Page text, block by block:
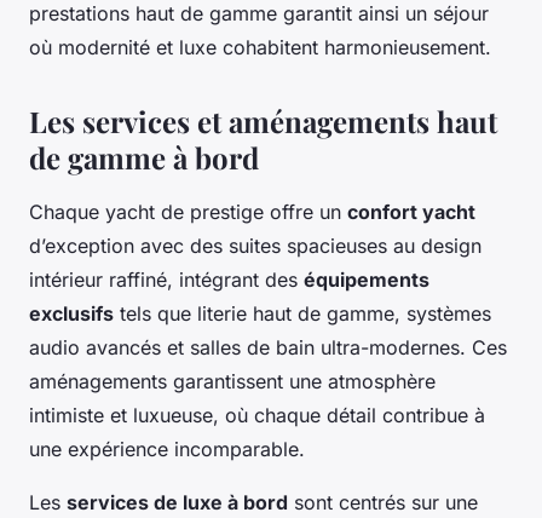
prestations haut de gamme garantit ainsi un séjour
où modernité et luxe cohabitent harmonieusement.
Les services et aménagements haut
de gamme à bord
Chaque yacht de prestige offre un confort yacht
d’exception avec des suites spacieuses au design
intérieur raffiné, intégrant des équipements
exclusifs tels que literie haut de gamme, systèmes
audio avancés et salles de bain ultra-modernes. Ces
aménagements garantissent une atmosphère
intimiste et luxueuse, où chaque détail contribue à
une expérience incomparable.
Les services de luxe à bord sont centrés sur une